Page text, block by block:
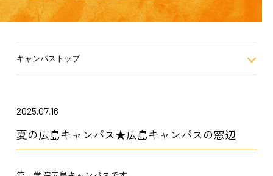
キャンパストップ
2025.07.16
夏の広島キャンパス★広島キャンパスの窓辺